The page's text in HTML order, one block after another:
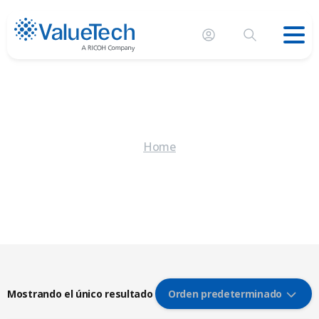
Home
Mostrando el único resultado Orden predeterminado